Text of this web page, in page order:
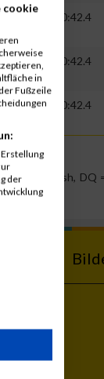
01:20:42.4
01:20:42.4
01:20:42.4
Did not finish, DQ
cookie
in
Fußzeile
der